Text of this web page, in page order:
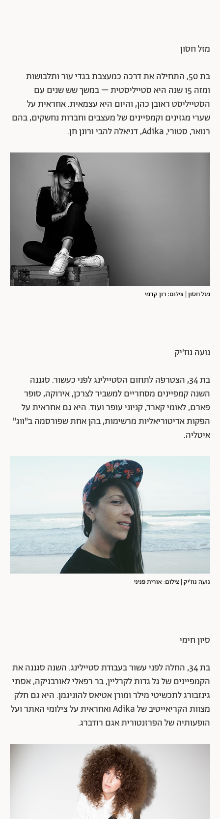
מזל חסון
בת 50, התחילה את דרכה כמעצבת בגדי עור ותלבושות
ומזה 15 שנה היא סטייליסטית – במשך שש שנים עם
הסטייליסט ראובן כהן, והיום היא עצמאית. אחראית על
שערי מגזינים וקמפיינים של מעצבים וחברות נחשקים, בהם
רנואר, סטורי, Adika, דניאלה להבי ורונן חן.
מזל חסון | צילום: רון קדמי
נועה נוז'יק
בת 34, הצטרפה לתחום הסטיילינג לפני כעשור. סגננה
השנה קמפיינים מסחריים למשביר לצרכן, אירוקה, סופר
פארם, לאומי קארד, קניוני עופר ועוד. היא גם אחראית על
הפקות אדיטוריאליות מרשימות, בהן אחת שפורסמה ב"ווג"
איטליה.
נועה נוז'יק | צילום: אורית פניני
סיון חימי
בת 34, החלה לפני עשור בעבודת סטיילינג. השנה סגננה את
הקמפיינים של גל גדות לקרליין, בר רפאלי לאורבניקה, אסתי
גינזבורג לתכשיטי מילר ומורן אטיאס להוניגמן. היא גם חלק
מצוות הקריאייטיב של Adika ואחראית על צילומי האתר ועל
הופעותיה של הפרזנטורית אגם רודברג.